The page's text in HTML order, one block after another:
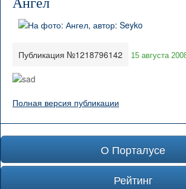
Публикация №1218796142 15 августа
Полная версия публикации
О Порталусе
Рейтинг